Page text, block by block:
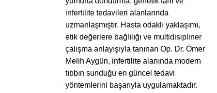
infertilite tedavileri alanlarında
uzmanlaşmıştır. Hasta odaklı yaklaşımı,
etik değerlere bağlılığı ve multidisipliner
çalışma anlayışıyla tanınan Op. Dr. Ömer
Melih Aygün, infertilite alanında modern
tıbbın sunduğu en güncel tedavi
yöntemlerini başarıyla uygulamaktadır.